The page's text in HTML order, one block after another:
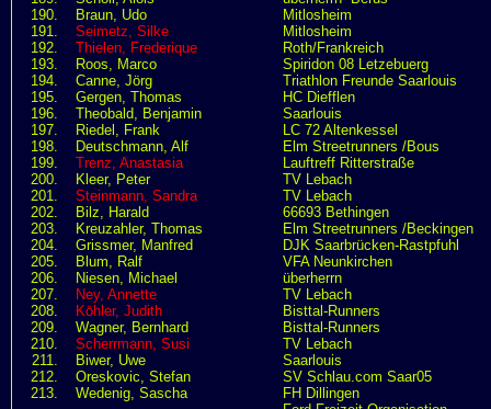
190.
Braun, Udo
Mitlosheim
191.
Seimetz, Silke
Mitlosheim
192.
Thielen, Frederique
Roth/Frankreich
193.
Roos, Marco
Spiridon 08 Letzebuerg
194.
Canne, Jörg
Triathlon Freunde Saarlouis
195.
Gergen, Thomas
HC Diefflen
196.
Theobald, Benjamin
Saarlouis
197.
Riedel, Frank
LC 72 Altenkessel
198.
Deutschmann, Alf
Elm Streetrunners /Bous
199.
Trenz, Anastasia
Lauftreff Ritterstraße
200.
Kleer, Peter
TV Lebach
201.
Steinmann, Sandra
TV Lebach
202.
Bilz, Harald
66693 Bethingen
203.
Kreuzahler, Thomas
Elm Streetrunners /Beckingen
204.
Grissmer, Manfred
DJK Saarbrücken-Rastpfuhl
205.
Blum, Ralf
VFA Neunkirchen
206.
Niesen, Michael
überherrn
207.
Ney, Annette
TV Lebach
208.
Köhler, Judith
Bisttal-Runners
209.
Wagner, Bernhard
Bisttal-Runners
210.
Scherrmann, Susi
TV Lebach
211.
Biwer, Uwe
Saarlouis
212.
Oreskovic, Stefan
SV Schlau.com Saar05
213.
Wedenig, Sascha
FH Dillingen